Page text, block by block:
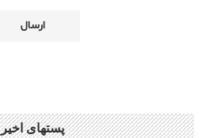
پستهای اخیر